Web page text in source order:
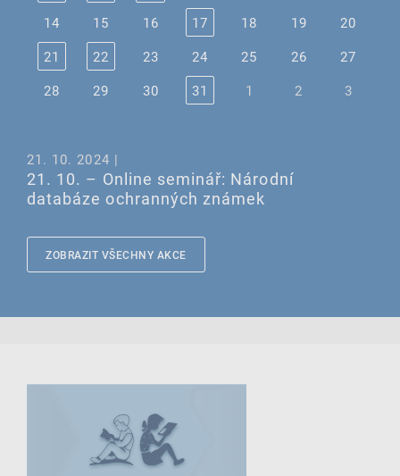
14
15 16 17 18 19
20
21
22 23 24 25 26
27
28
29 30 31 1 2 3
21. 10. 2024 |
21. 10. – Online seminář: Národní
databáze ochranných známek
ZOBRAZIT VŠECHNY AKCE